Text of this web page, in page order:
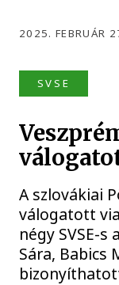
2025. FEBRUÁR
SVSE
A szlovákiai
válogatott
négy SVSE-
Sára, Babics